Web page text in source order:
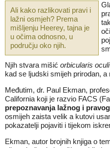
Ali kako razlikovati pravi i
lažni osmjeh? Prema
mišljenju Heerey, tajna je
u očima odnosno, u
području oko njih.
Njih stvara mišić orbicularis oculi
kad se ljudski smijeh prirodan, a
Međutim, dr. Paul Ekman,
California koji je razvio FACS
prepoznavanja lažnog i
osmijeh zaista velik a kutovi
pokazatelji pojaviti i tijekom
Ekman, autor brojnih knjiga o